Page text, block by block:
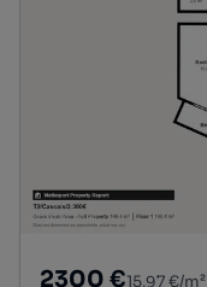
2300 €15,97 €/m²